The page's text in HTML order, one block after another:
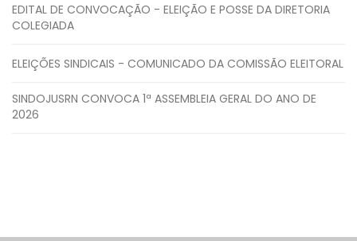
EDITAL DE CONVOCAÇÃO - ELEIÇÃO E POSSE DA DIRETORIA
COLEGIADA
ELEIÇÕES SINDICAIS - COMUNICADO DA COMISSÃO ELEITORAL
SINDOJUSRN CONVOCA 1ª ASSEMBLEIA GERAL DO ANO DE
2026